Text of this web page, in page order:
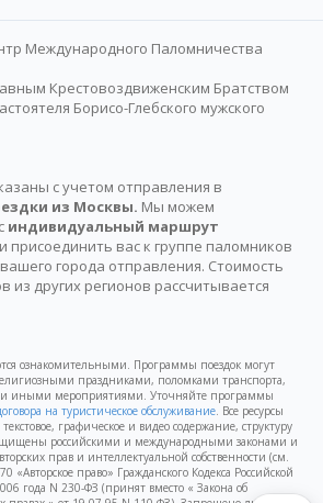
Международного Паломничества
Крестовоздвиженским Братством
Борисо-Глебского мужского
с учетом отправления в
из Москвы. Мы можем
индивидуальный маршрут
присоединить вас к группе паломников
города отправления. Стоимость
из других регионов рассчитывается
ознакомительными. Программы поездок могут
праздниками, поломками транспорта,
иными мероприятиями. Уточняйте программы
на туристическое обслуживание. Все ресурсы
графическое и видео содержание, структуру
российскими и международными законами и
прав и интеллектуальной собственности (см.
«Авторское право» Гражданского Кодекса Российской
года N 230-ФЗ (принят вместо « Закона об